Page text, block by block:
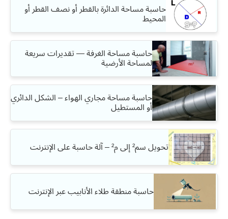
حاسبة مساحة الدائرة بالقطر أو نصف القطر أو
المحيط
حاسبة مساحة الغرفة — تقديرات سريعة
لمساحة الأرضية
حاسبة مساحة مجاري الهواء – الشكل الدائري
أو المستطيل
تحويل سم² إلى م² – آلة حاسبة على الإنترنت
حاسبة منطقة طلاء الأنابيب عبر الإنترنت